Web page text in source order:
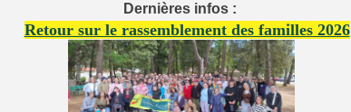
Dernières infos :
Retour sur le rassemblement des familles 2026